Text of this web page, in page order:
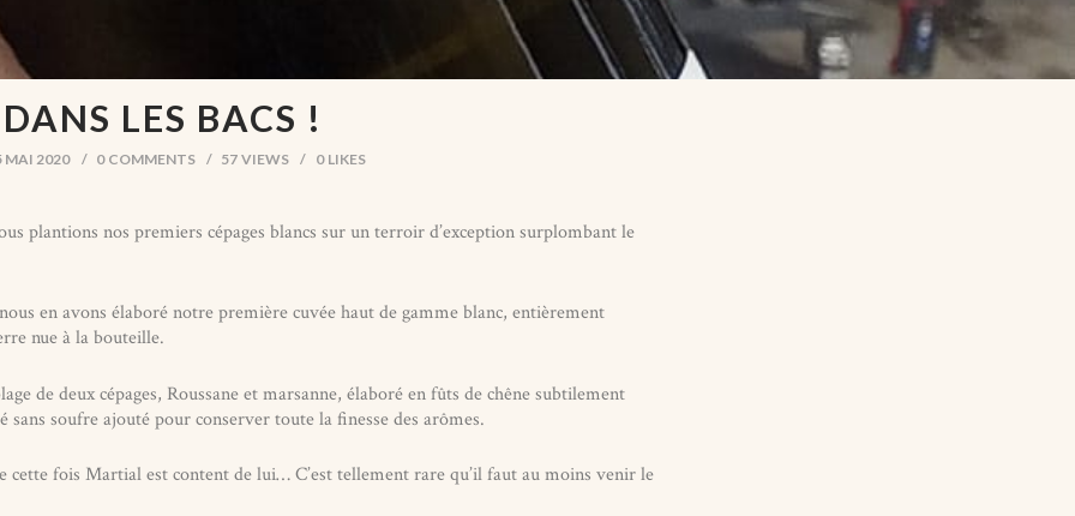
LES BACS !
MAI 2020 0 COMMENTS 57 VIEWS 0 LIKES
plantions nos premiers cépages blancs sur un terroir d’exception surplombant le
en avons élaboré notre première cuvée haut de gamme blanc, entièrement
nue à la bouteille.
de deux cépages, Roussane et marsanne, élaboré en fûts de chêne subtilement
sans soufre ajouté pour conserver toute la finesse des arômes.
cette fois Martial est content de lui… C’est tellement rare qu’il faut au moins venir le